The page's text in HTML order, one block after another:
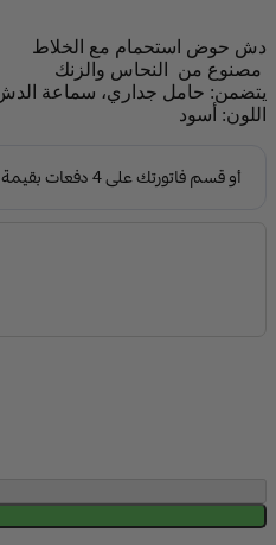
دش حوض استحمام مع الخلاط
يتضمن: حامل جداري، سماعة الدش
اللون: أسود